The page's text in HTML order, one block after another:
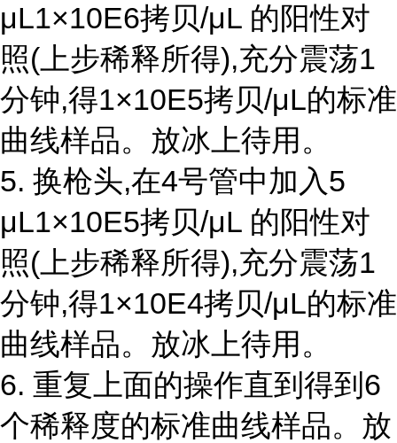
μL1×10E6拷贝/μL 的阳性对
照(上步稀释所得),充分震荡1
分钟,得1×10E5拷贝/μL的标准
曲线样品。放冰上待用。
5. 换枪头,在4号管中加入5
μL1×10E5拷贝/μL 的阳性对
照(上步稀释所得),充分震荡1
分钟,得1×10E4拷贝/μL的标准
曲线样品。放冰上待用。
6. 重复上面的操作直到得到6
个稀释度的标准曲线样品。放